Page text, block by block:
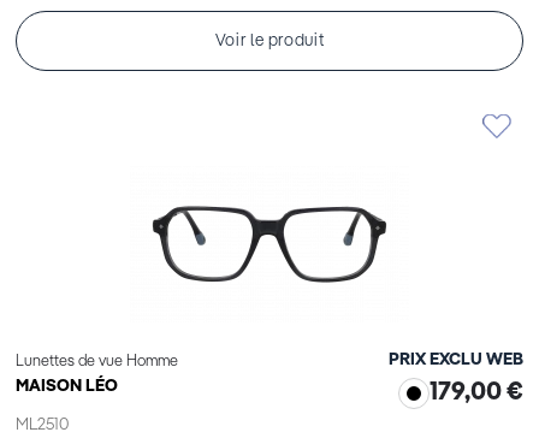
Voir le produit
Lunettes de vue Homme
MAISON LÉO
ML2510
PRIX EXCLU WEB
179,00 €